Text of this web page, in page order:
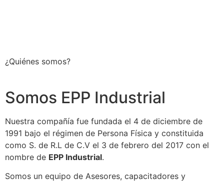
¿Quiénes somos?
Somos EPP Industrial
Nuestra compañía fue fundada el 4 de diciembre de
1991 bajo el régimen de Persona Física y constituida
como S. de R.L de C.V el 3 de febrero del 2017 con el
nombre de EPP Industrial.
Somos un equipo de Asesores, capacitadores y